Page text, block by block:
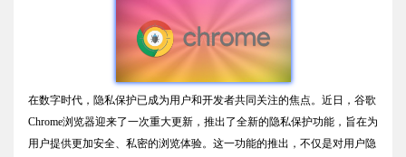
在数字时代，隐私保护已成为用户和开发者共同关注的焦点。近日，谷歌
Chrome浏览器迎来了一次重大更新，推出了全新的隐私保护功能，旨在为
用户提供更加安全、私密的浏览体验。这一功能的推出，不仅是对用户隐